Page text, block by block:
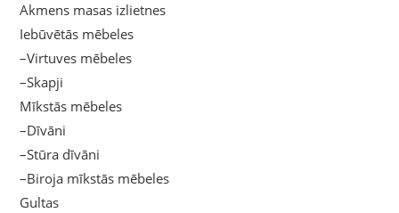
Akmens masas izlietnes
Iebūvētās mēbeles
–Virtuves mēbeles
–Skapji
Mīkstās mēbeles
–Dīvāni
–Stūra dīvāni
–Biroja mīkstās mēbeles
Gultas